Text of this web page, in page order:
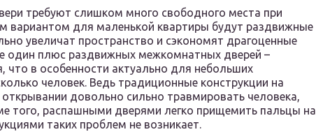
требуют слишком много свободного места при
вариантом для маленькой квартиры будут раздвижные
увеличат пространство и сэкономят драгоценные
один плюс раздвижных межкомнатных дверей –
что в особенности актуально для небольших
человек. Ведь традиционные конструкции на
довольно сильно травмировать человека,
того, распашными дверями легко прищемить пальцы на
таких проблем не возникает.